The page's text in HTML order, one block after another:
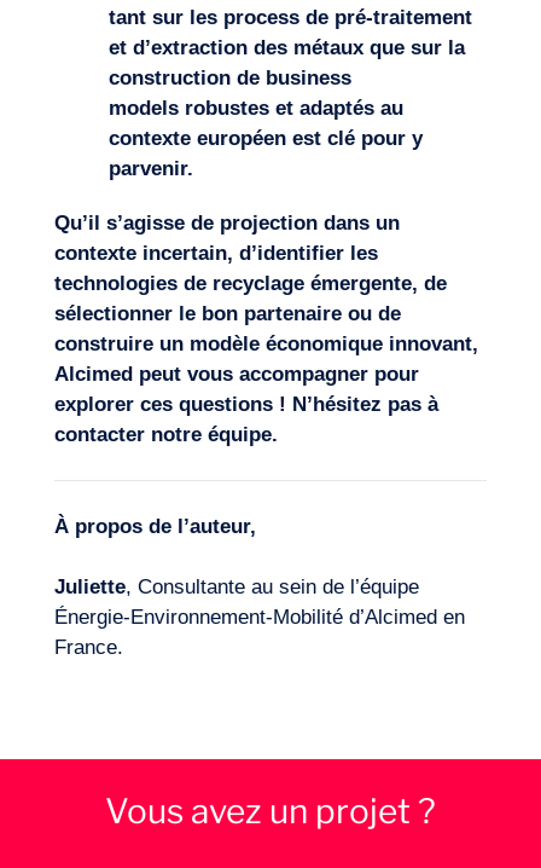
tant sur les process de pré-traitement
et d’extraction des métaux que sur la
construction de business
models robustes et adaptés au
contexte européenest clé pour y
parvenir.
Qu’il s’agisse de projection dans un
contexte incertain, d’identifier les
technologies de recyclage émergente, de
sélectionner le bon partenaire ou de
construire un modèle économiqueinnovant,
Alcimed peut vous accompagner pour
explorer ces questions ! N’hésitez pas à
contacter notre équipe.
Àpropos de l’auteur,
Juliette, Consultante au sein de l’équipe
Énergie-Environnement-Mobilité d’Alcimed en
France.
Vous avez un projet ?